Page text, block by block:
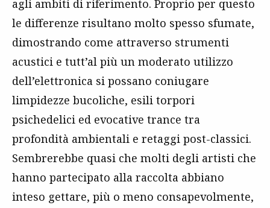
agli ambiti di riferimento. Proprio per questo
le differenze risultano molto spesso sfumate,
dimostrando come attraverso strumenti
acustici e tutt’al più un moderato utilizzo
dell’elettronica si possano coniugare
limpidezze bucoliche, esili torpori
psichedelici ed evocative trance tra
profondità ambientali e retaggi post-classici.
Sembrerebbe quasi che molti degli artisti che
hanno partecipato alla raccolta abbiano
inteso gettare, più o meno consapevolmente,